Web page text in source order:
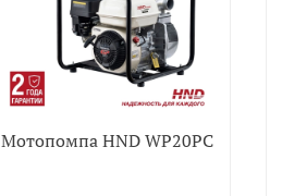
Мотопомпа HND WP20PC